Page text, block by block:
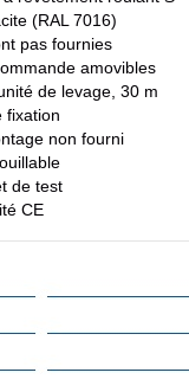
(RAL 7016)
pas fournies
amovibles
de levage, 30 m
fixation
non fourni
de test
CE